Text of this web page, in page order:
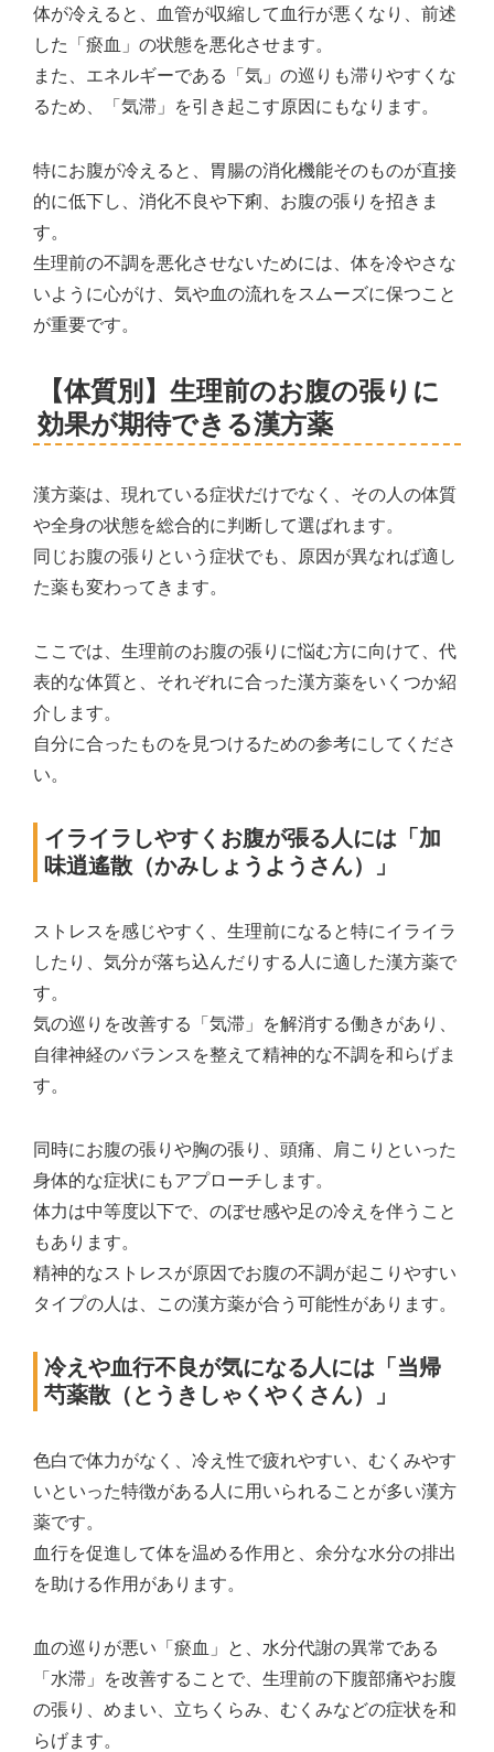
体が冷えると、血管が収縮して血行が悪くなり、前述
した「瘀血」の状態を悪化させます。
また、エネルギーである「気」の巡りも滞りやすくな
るため、「気滞」を引き起こす原因にもなります。
特にお腹が冷えると、胃腸の消化機能そのものが直接
的に低下し、消化不良や下痢、お腹の張りを招きま
す。
生理前の不調を悪化させないためには、体を冷やさな
いように心がけ、気や血の流れをスムーズに保つこと
が重要です。
【体質別】生理前のお腹の張りに
効果が期待できる漢方薬
漢方薬は、現れている症状だけでなく、その人の体質
や全身の状態を総合的に判断して選ばれます。
同じお腹の張りという症状でも、原因が異なれば適し
た薬も変わってきます。
ここでは、生理前のお腹の張りに悩む方に向けて、代
表的な体質と、それぞれに合った漢方薬をいくつか紹
介します。
自分に合ったものを見つけるための参考にしてくださ
い。
イライラしやすくお腹が張る人には「加
味逍遙散（かみしょうようさん）」
ストレスを感じやすく、生理前になると特にイライラ
したり、気分が落ち込んだりする人に適した漢方薬で
す。
気の巡りを改善する「気滞」を解消する働きがあり、
自律神経のバランスを整えて精神的な不調を和らげま
す。
同時にお腹の張りや胸の張り、頭痛、肩こりといった
身体的な症状にもアプローチします。
体力は中等度以下で、のぼせ感や足の冷えを伴うこと
もあります。
精神的なストレスが原因でお腹の不調が起こりやすい
タイプの人は、この漢方薬が合う可能性があります。
冷えや血行不良が気になる人には「当帰
芍薬散（とうきしゃくやくさん）」
色白で体力がなく、冷え性で疲れやすい、むくみやす
いといった特徴がある人に用いられることが多い漢方
薬です。
血行を促進して体を温める作用と、余分な水分の排出
を助ける作用があります。
血の巡りが悪い「瘀血」と、水分代謝の異常である
「水滞」を改善することで、生理前の下腹部痛やお腹
の張り、めまい、立ちくらみ、むくみなどの症状を和
らげます。